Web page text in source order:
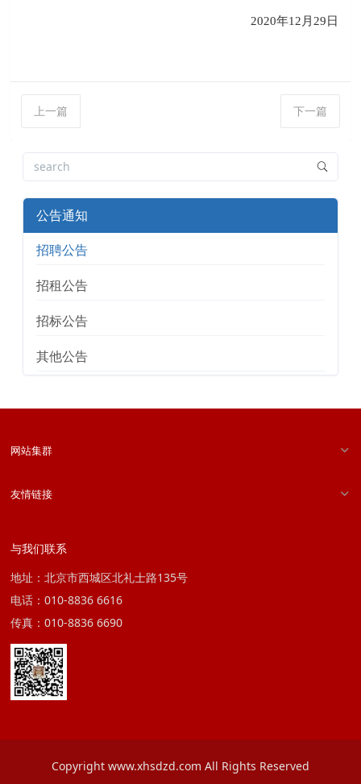
2020年12月29日
上一篇 下一篇
公告通知
招聘公告
招租公告
招标公告
其他公告
网站集群
友情链接
与我们联系
地址：北京市西城区北礼士路135号
电话：010-8836 6616
传真：010-8836 6690
Copyright www.xhsdzd.com All Rights Reserved